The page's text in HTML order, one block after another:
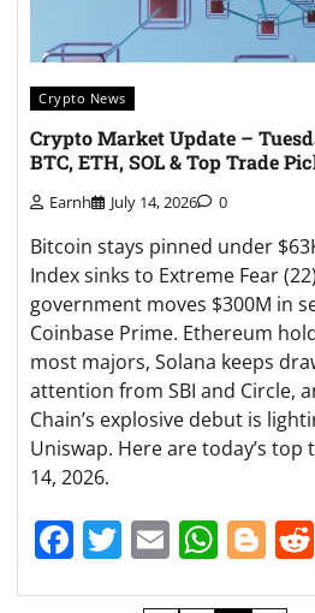
Crypto News
Crypto Market Update –
BTC, ETH, SOL & Top Trade
Earnh July 14, 2026 0
Bitcoin stays pinned under
Index sinks to Extreme Fear
government moves $300M in
Coinbase Prime. Ethereum
most majors, Solana keeps
attention from SBI and Circle,
Chain’s explosive debut is
Uniswap. Here are today’s top
14, 2026.
Facebook
Twitter
Email